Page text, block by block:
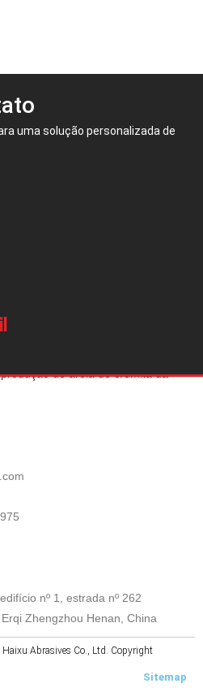
uma solução personalizada de
Ltd, fundada em 1999, possui
e uma equipe de vendas
de areia de cromita da
nº 1, estrada nº 262
Zhengzhou Henan, China
Abrasives Co., Ltd. Copyright
Sitemap